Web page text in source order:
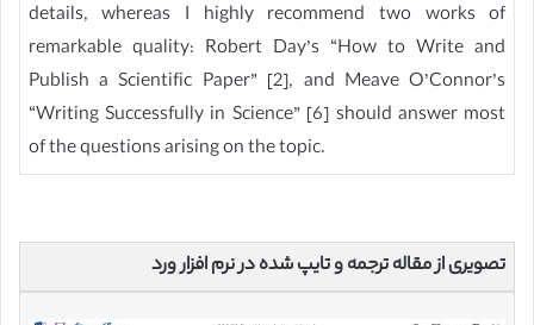
details, whereas I highly recommend two works of
remarkable quality: Robert Day’s “How to Write and
Publish a Scientific Paper” [2], and Meave O’Connor’s
“Writing Successfully in Science” [6] should answer most
of the questions arising on the topic.
تصویری از مقاله ترجمه و تایپ شده در نرم افزار ورد